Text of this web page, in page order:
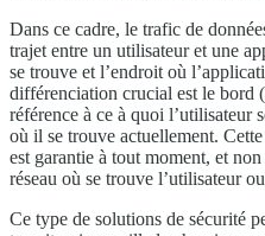
Dans ce cadre, le trafic de
trajet entre un utilisateur et une
se trouve et l’endroit où
différenciation crucial est le bord
référence à ce à quoi l’utilisateur
où il se trouve actuellement.
est garantie à tout moment, et
réseau où se trouve l’utilisateur
Ce type de solutions de sécurité